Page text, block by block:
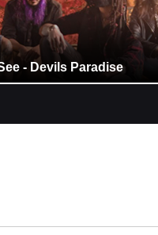
- Devils Paradise